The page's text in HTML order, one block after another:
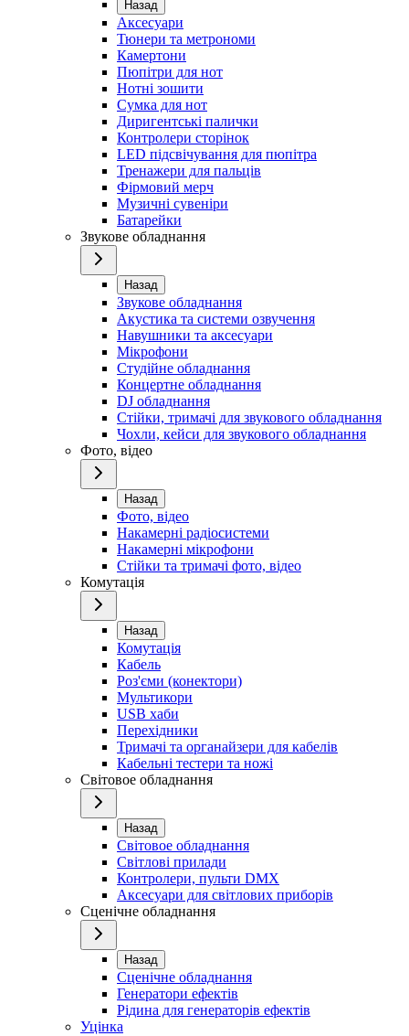
Назад
Аксесуари
Тюнери та метрономи
Камертони
Пюпітри для нот
Нотні зошити
Сумка для нот
Диригентські палички
Контролери сторінок
LED підсвічування для пюпітра
Тренажери для пальців
Фірмовий мерч
Музичні сувеніри
Батарейки
Звукове обладнання
Назад
Звукове обладнання
Акустика та системи озвучення
Навушники та аксесуари
Мікрофони
Студійне обладнання
Концертне обладнання
DJ обладнання
Стійки, тримачі для звукового обладнання
Чохли, кейси для звукового обладнання
Фото, відео
Назад
Фото, відео
Накамерні радіосистеми
Накамерні мікрофони
Стійки та тримачі фото, відео
Комутація
Назад
Комутація
Кабель
Роз'єми (конектори)
Мультикори
USB хаби
Перехідники
Тримачі та органайзери для кабелів
Кабельні тестери та ножі
Світовое обладнання
Назад
Світовое обладнання
Світлові прилади
Контролери, пульти DMX
Аксесуари для світлових приборів
Сценічне обладнання
Назад
Сценічне обладнання
Генератори ефектів
Рідина для генераторів ефектів
Уцінка